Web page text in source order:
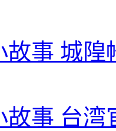
故事 城
故事 台